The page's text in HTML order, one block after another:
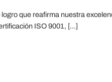
logro que reafirma nuestra
ISO 9001, [...]